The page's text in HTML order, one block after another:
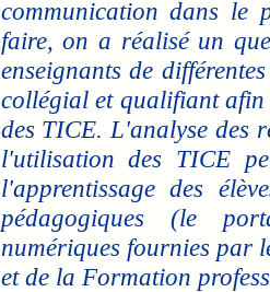
communication dans le
faire, on a réalisé un
enseignants de
collégial et qualifiant
des TICE. L'analyse des
l'utilisation des TICE
l'apprentissage des
pédagogiques (le
numériques fournies par
et de la Formation